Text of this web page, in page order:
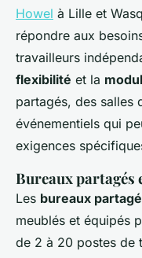
Howel à Lille et
répondre aux
travailleurs
flexibilité et la
partagés, des salles
événementiels qui
exigences
Bureaux partagés
Les bureaux
meublés et équipés
de 2 à 20 postes de